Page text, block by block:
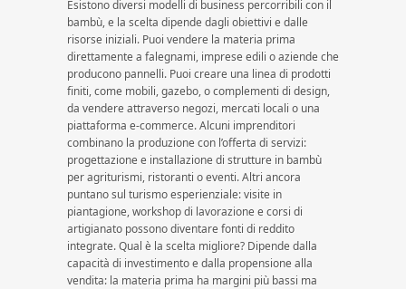
Esistono diversi modelli di business percorribili con il
bambù, e la scelta dipende dagli obiettivi e dalle
risorse iniziali. Puoi vendere la materia prima
direttamente a falegnami, imprese edili o aziende che
producono pannelli. Puoi creare una linea di prodotti
finiti, come mobili, gazebo, o complementi di design,
da vendere attraverso negozi, mercati locali o una
piattaforma e-commerce. Alcuni imprenditori
combinano la produzione con l’offerta di servizi:
progettazione e installazione di strutture in bambù
per agriturismi, ristoranti o eventi. Altri ancora
puntano sul turismo esperienziale: visite in
piantagione, workshop di lavorazione e corsi di
artigianato possono diventare fonti di reddito
integrate. Qual è la scelta migliore? Dipende dalla
capacità di investimento e dalla propensione alla
vendita: la materia prima ha margini più bassi ma